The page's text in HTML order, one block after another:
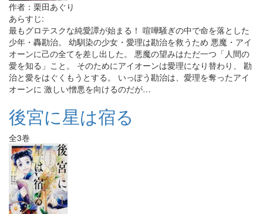
作者：栗田あぐり
あらすじ:
最もグロテスクな純愛譚が始まる！ 喧嘩騒ぎの中で命を落とした
少年・轟勘治。 幼馴染の少女・愛理は勘治を救うため 悪魔・アイ
オーンに己の全てを差し出した。 悪魔の望みはただ一つ「人間の
愛を知る」こと。 そのためにアイオーンは愛理になり替わり、 勘
治と愛をはぐくもうとする。 いっぽう勘治は、愛理を奪ったアイ
オーンに 激しい憎悪を向けるのだが…
後宮に星は宿る
全3巻